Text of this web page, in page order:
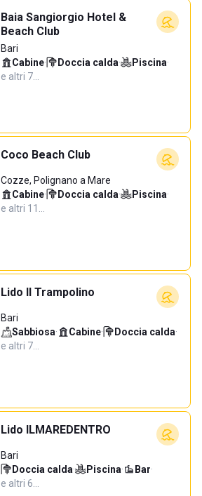
Baia Sangiorgio Hotel &
Beach Club
Bari
Cabine· Doccia calda· Piscina·
e altri 7…
Coco Beach Club
Cozze, Polignano a Mare
Cabine· Doccia calda· Piscina·
e altri 11…
Lido Il Trampolino
Bari
Sabbiosa· Cabine· Doccia calda·
e altri 7…
Lido ILMAREDENTRO
Bari
Doccia calda· Piscina· Bar·
e altri 6…